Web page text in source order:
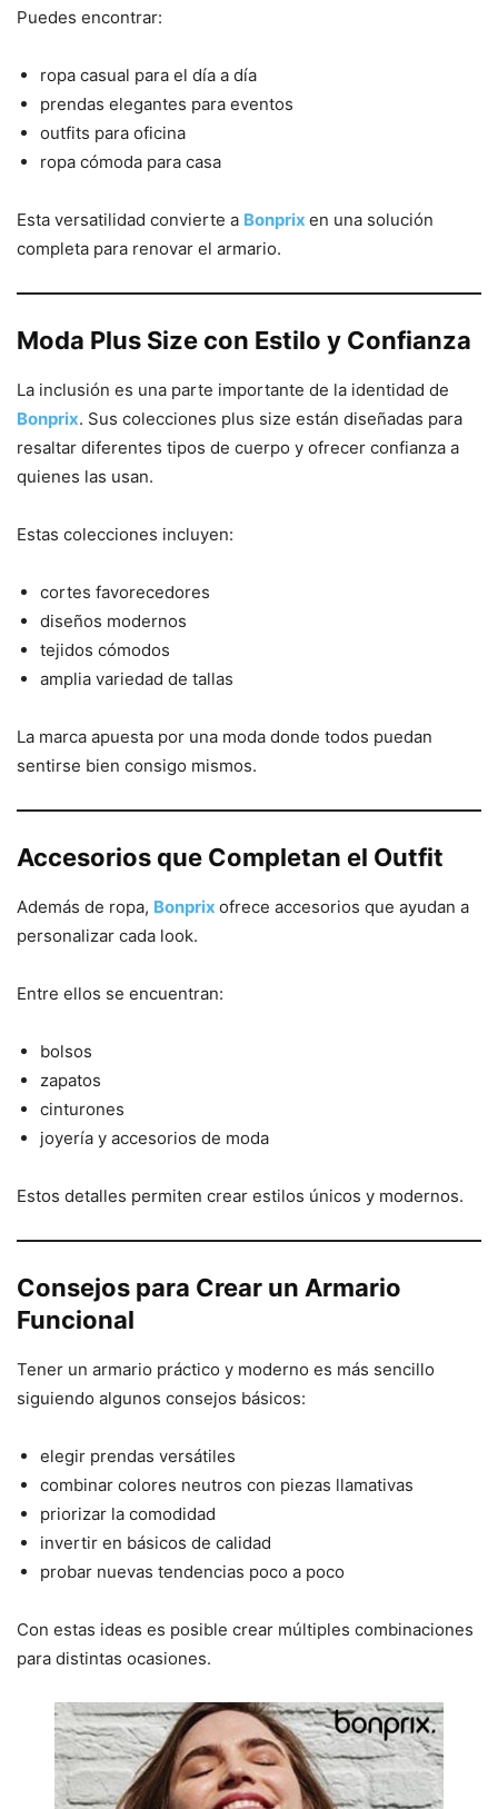
Puedes encontrar:
ropa casual para el día a día
prendas elegantes para eventos
outfits para oficina
ropa cómoda para casa
Esta versatilidad convierte a Bonprix en una solución
completa para renovar el armario.
Moda Plus Size con Estilo y Confianza
La inclusión es una parte importante de la identidad de
Bonprix. Sus colecciones plus size están diseñadas para
resaltar diferentes tipos de cuerpo y ofrecer confianza a
quienes las usan.
Estas colecciones incluyen:
cortes favorecedores
diseños modernos
tejidos cómodos
amplia variedad de tallas
La marca apuesta por una moda donde todos puedan
sentirse bien consigo mismos.
Accesorios que Completan el Outfit
Además de ropa, Bonprix ofrece accesorios que ayudan a
personalizar cada look.
Entre ellos se encuentran:
bolsos
zapatos
cinturones
joyería y accesorios de moda
Estos detalles permiten crear estilos únicos y modernos.
Consejos para Crear un Armario
Funcional
Tener un armario práctico y moderno es más sencillo
siguiendo algunos consejos básicos:
elegir prendas versátiles
combinar colores neutros con piezas llamativas
priorizar la comodidad
invertir en básicos de calidad
probar nuevas tendencias poco a poco
Con estas ideas es posible crear múltiples combinaciones
para distintas ocasiones.